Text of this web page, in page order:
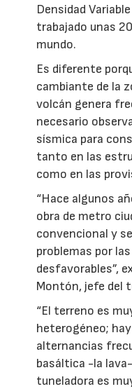
Densidad
trabajado unas
mundo.
Es diferente
cambiante de la
volcán genera
necesario
sísmica para
tanto en las
como en las
“Hace algunos
obra de metro
convencional y
problemas por
desfavorables”,
Montón, jefe del
“El terreno es
heterogéneo;
alternancias
basáltica -la
tuneladora es